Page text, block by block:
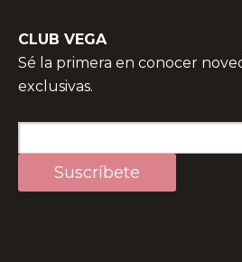
CLUB VEGA
Sé la primera en conocer
exclusivas.